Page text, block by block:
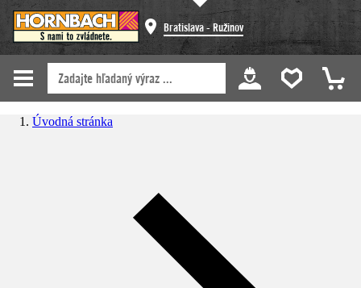
Bratislava - Ružinov
Úvodná stránka